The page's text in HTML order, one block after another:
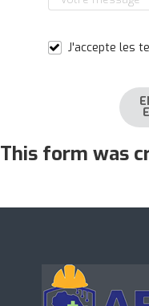
J'accepte les
This form was